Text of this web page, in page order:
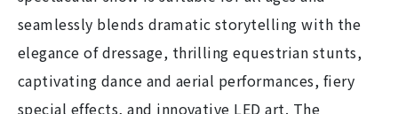
seamlessly blends dramatic storytelling with the
elegance of dressage, thrilling equestrian stunts,
captivating dance and aerial performances, fiery
special effects, and innovative LED art. The